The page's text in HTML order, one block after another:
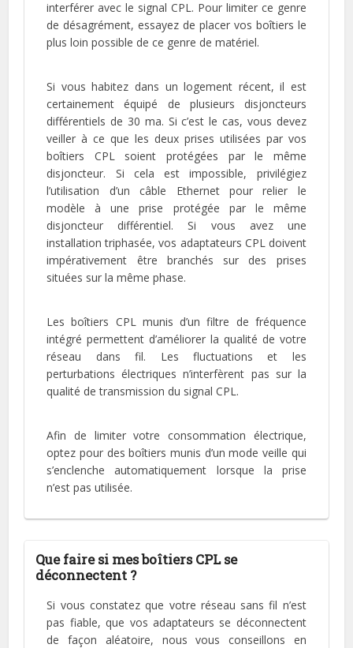
interférer avec le signal CPL. Pour limiter ce genre
de désagrément, essayez de placer vos boîtiers le
plus loin possible de ce genre de matériel.
Si vous habitez dans un logement récent, il est
certainement équipé de plusieurs disjoncteurs
différentiels de 30 ma. Si c’est le cas, vous devez
veiller à ce que les deux prises utilisées par vos
boîtiers CPL soient protégées par le même
disjoncteur. Si cela est impossible, privilégiez
l’utilisation d’un câble Ethernet pour relier le
modèle à une prise protégée par le même
disjoncteur différentiel. Si vous avez une
installation triphasée, vos adaptateurs CPL doivent
impérativement être branchés sur des prises
situées sur la même phase.
Les boîtiers CPL munis d’un filtre de fréquence
intégré permettent d’améliorer la qualité de votre
réseau dans fil. Les fluctuations et les
perturbations électriques n’interfèrent pas sur la
qualité de transmission du signal CPL.
Afin de limiter votre consommation électrique,
optez pour des boîtiers munis d’un mode veille qui
s’enclenche automatiquement lorsque la prise
n’est pas utilisée.
Que faire si mes boîtiers CPL se
déconnectent ?
Si vous constatez que votre réseau sans fil n’est
pas fiable, que vos adaptateurs se déconnectent
de façon aléatoire, nous vous conseillons en